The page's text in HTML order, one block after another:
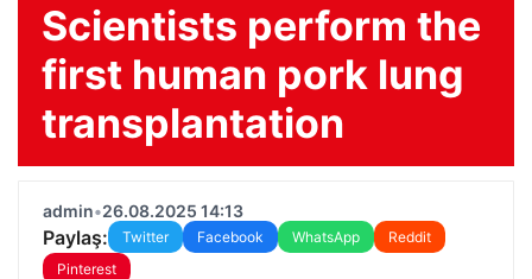
Scientists perform the
first human pork lung
transplantation
admin•26.08.2025 14:13
Paylaş: Twitter Facebook WhatsApp
Reddit
Pinterest